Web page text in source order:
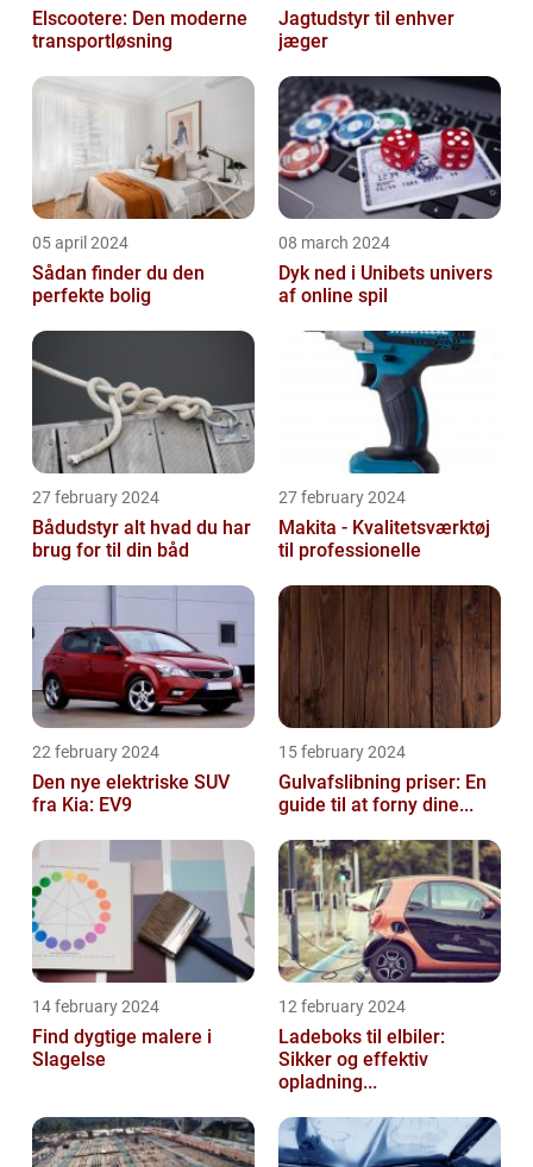
Elscootere: Den moderne
transportløsning
Jagtudstyr til enhver
jæger
05 april 2024
Sådan finder du den
perfekte bolig
08 march 2024
Dyk ned i Unibets univers
af online spil
27 february 2024
Bådudstyr alt hvad du har
brug for til din båd
27 february 2024
Makita - Kvalitetsværktøj
til professionelle
22 february 2024
Den nye elektriske SUV
fra Kia: EV9
15 february 2024
Gulvafslibning priser: En
guide til at forny dine...
14 february 2024
Find dygtige malere i
Slagelse
12 february 2024
Ladeboks til elbiler:
Sikker og effektiv
opladning...